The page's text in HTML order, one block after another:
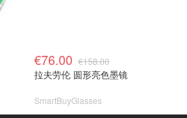
€76.00 €158.00
拉夫劳伦 圆形亮色墨镜
SmartBuyGlasses